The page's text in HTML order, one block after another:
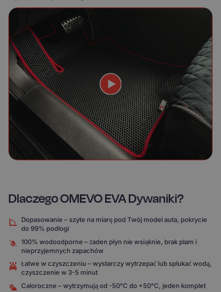
Dlaczego OMEVO EVA Dywaniki?
Dopasowanie – szyte na miarę pod Twój model auta, pokrycie
do 99% podłogi
100% wodoodporne – żaden płyn nie wsiąknie, brak plam i
nieprzyjemnych zapachów
Łatwe w czyszczeniu – wystarczy wytrzepać lub spłukać wodą,
czyszczenie w 3-5 minut
Całoroczne – wytrzymują od -50°C do +50°C, jeden komplet